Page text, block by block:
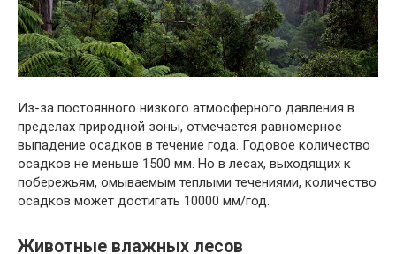
Из-за постоянного низкого атмосферного давления в
пределах природной зоны, отмечается равномерное
выпадение осадков в течение года. Годовое количество
осадков не меньше 1500 мм. Но в лесах, выходящих к
побережьям, омываемым теплыми течениями, количество
осадков может достигать 10000 мм/год.
Животные влажных лесов